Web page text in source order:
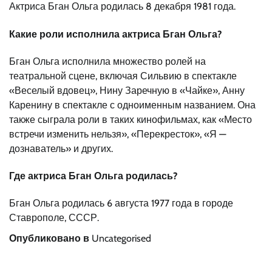
Актриса Бган Ольга родилась 8 декабря 1981 года.
Какие роли исполнила актриса Бган Ольга?
Бган Ольга исполнила множество ролей на
театральной сцене, включая Сильвию в спектакле
«Веселый вдовец», Нину Заречную в «Чайке», Анну
Каренину в спектакле с одноименным названием. Она
также сыграла роли в таких кинофильмах, как «Место
встречи изменить нельзя», «Перекресток», «Я —
дознаватель» и других.
Где актриса Бган Ольга родилась?
Бган Ольга родилась 6 августа 1977 года в городе
Ставрополе, СССР.
Опубликовано в Uncategorised